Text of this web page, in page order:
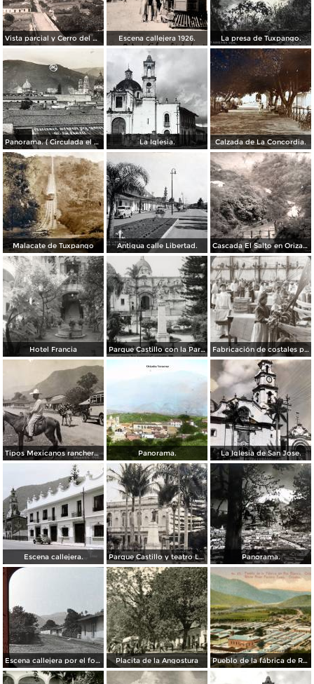
Vista parcial y Cerro del Borrego Escena callejera 1926. La presa de Tuxpango.
Panorama. ( Circulada el 3 de Noviembre de 1929 ). La Iglesia. Calzada de La Concordia.
Malacate de Tuxpango Antigua calle Libertad. Cascada El Salto en Orizaba, Veracruz por el Fotógrafo Hugo Brehme.
Hotel Francia Parque Castillo con la Parroquia Fabricación de costales para café en la compañía Santa Getrudis
Tipos Mexicanos ranchero motivo tipico.. Panorama. La Iglesia de San Jose.
Escena callejera. Parque Castillo y teatro Llave. Panorama.
Escena callejera por el fotografo William H. Rau.. Placita de la Angostura Pueblo de la fábrica de Río Blanco